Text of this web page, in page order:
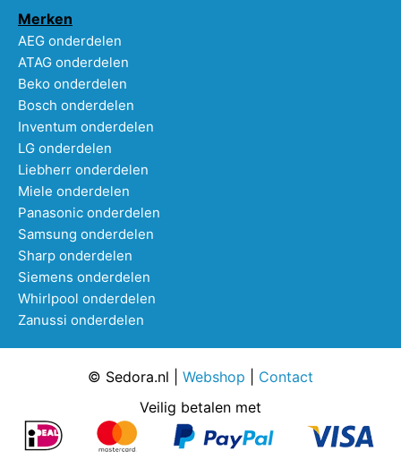
Merken
AEG onderdelen
ATAG onderdelen
Beko onderdelen
Bosch onderdelen
Inventum onderdelen
LG onderdelen
Liebherr onderdelen
Miele onderdelen
Panasonic onderdelen
Samsung onderdelen
Sharp onderdelen
Siemens onderdelen
Whirlpool onderdelen
Zanussi onderdelen
© Sedora.nl | Webshop
Contact
Veilig betalen met